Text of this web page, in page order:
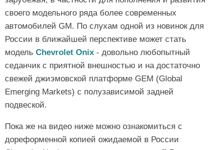
своего модельного ряда более современных
автомобилей GM. По слухам одной из новинок для
России в ближайшей перспективе может стать
модель Chevrolet Onix - довольно любопытный
седанчик с приятной внешностью и на достаточно
свежей джиэмовской платформе GEM (Global
Emerging Markets) с полузависимой задней
подвеской.
Пока же на видео ниже можно ознакомиться с
дореформенной копией ожидаемой в России